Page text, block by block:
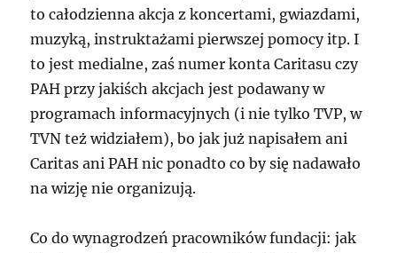
to całodzienna akcja z koncertami, gwiazdami,
muzyką, instruktażami pierwszej pomocy itp. I
to jest medialne, zaś numer konta Caritasu czy
PAH przy jakiśch akcjach jest podawany w
programach informacyjnych (i nie tylkoTVP, w
TVN też widziałem), bo jak już napisałem ani
Caritas aniPAH nic ponadto co by się nadawało
na wizję nie organizują.
Co do wynagrodzeń pracowników fundacji: jak